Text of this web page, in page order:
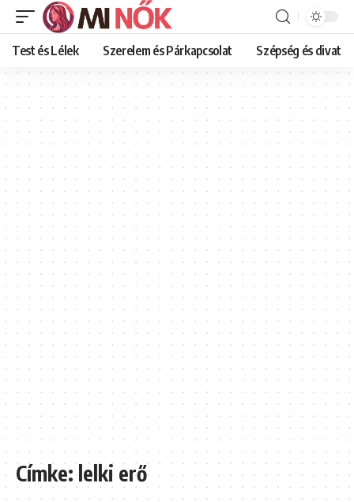
Test és Lélek Szerelem és Párkapcsolat Szépség és divat
Címke:lelki erő